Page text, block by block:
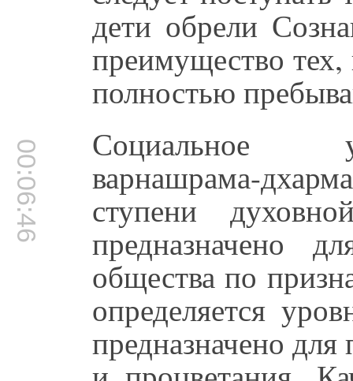
дети обрели
преимущество тех,
полностью
00:06:46 Социальное
варнашрама-
ступени
предназначено
общества по
определяется
предназначено